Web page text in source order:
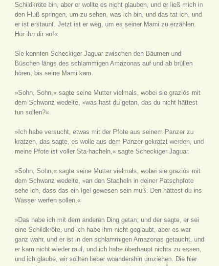
Schildkröte bin, aber er wollte es nicht glauben, und er ließ mich in
den Fluß springen, um zu sehen, was ich bin, und das tat ich, und
er ist erstaunt. Jetzt ist er weg, um es seiner Mami zu erzählen.
Hör ihn dir an!«
Sie konnten Scheckiger Jaguar zwischen den Bäumen und
Büschen längs des schlammigen Amazonas auf und ab brüllen
hören, bis seine Mami kam.
»Sohn, Sohn,« sagte seine Mutter vielmals, wobei sie graziös mit
dem Schwanz wedelte, »was hast du getan, das du nicht hättest
tun sollen?«
»Ich habe versucht, etwas mit der Pfote aus seinem Panzer zu
kratzen, das sagte, es wolle aus dem Panzer gekratzt werden, und
meine Pfote ist voller Sta-hacheln,« sagte Scheckiger Jaguar.
»Sohn, Sohn,« sagte seine Mutter vielmals, wobei sie graziös mit
dem Schwanz wedelte, »an den Stacheln in deiner Patschpfote
sehe ich, dass das ein Igel gewesen sein muß. Den hättest du ins
Wasser werfen sollen.«
»Das habe ich mit dem anderen Ding getan; und der sagte, er sei
eine Schildkröte, und ich habe ihm nicht geglaubt, aber es war
ganz wahr, und er ist in den schlammigen Amazonas getaucht, und
er kam nicht wieder rauf, und ich habe überhaupt nichts zu essen,
und ich glaube, wir sollten lieber woandershin umziehen. Die hier